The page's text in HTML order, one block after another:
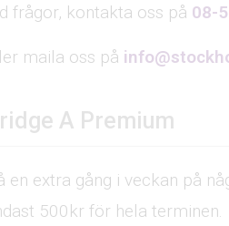
frågor, kontakta oss på 08-
maila oss på
A Premium
en extra gång i veckan på
500kr för hela terminen.